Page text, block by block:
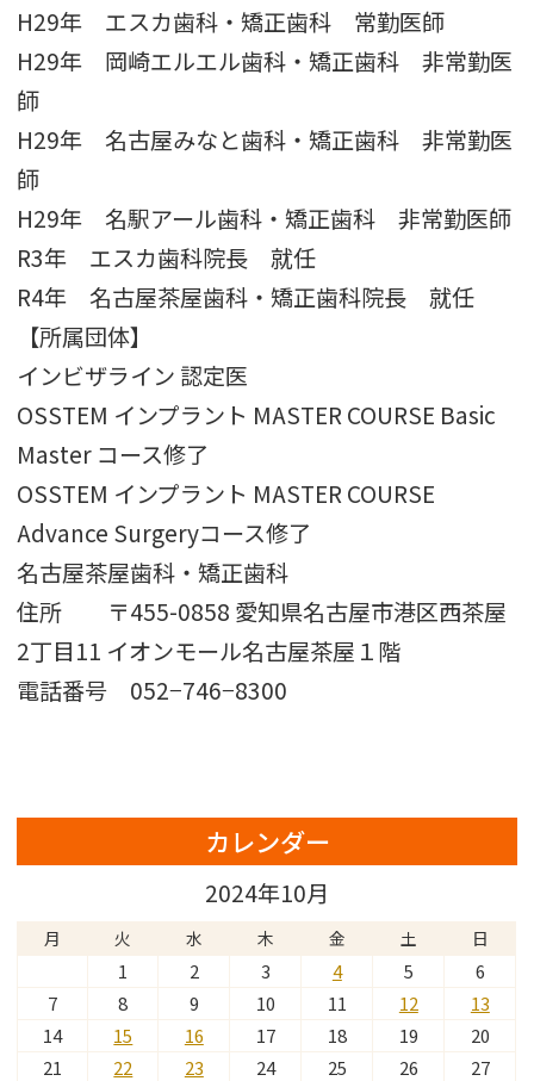
H29年 エスカ歯科・矯正歯科 常勤医師
H29年 岡崎エルエル歯科・矯正歯科 非常勤医
師
H29年 名古屋みなと歯科・矯正歯科 非常勤医
師
H29年 名駅アール歯科・矯正歯科 非常勤医師
R3年 エスカ歯科院長 就任
R4年 名古屋茶屋歯科・矯正歯科院長 就任
【所属団体】
インビザライン 認定医
OSSTEM インプラント MASTER COURSE Basic
Master コース修了
OSSTEM インプラント MASTER COURSE
Advance Surgeryコース修了
名古屋茶屋歯科・矯正歯科
住所 〒455-0858 愛知県名古屋市港区西茶屋
2丁目11 イオンモール名古屋茶屋１階
電話番号 052−746−8300
カレンダー
2024年10月
月 火 水 木 金 土 日
1 2 3 4 5
6
7
8 9 10 11 12
13
14
15 16 17 18 19
20
21
22 23 24 25 26
27